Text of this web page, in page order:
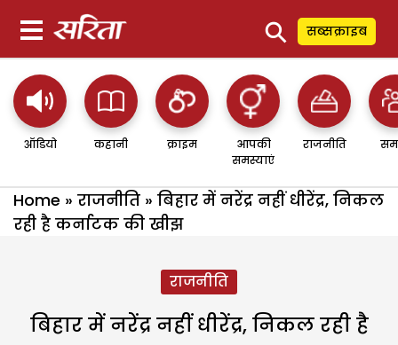
⚲ सब्सक्राइब
ऑडियो कहानी क्राइम
आपकी
समस्याएं
राजनीति
Home » राजनीति » बिहार में नरेंद्र नहीं धीरेंद्र, निकल
रही है कर्नाटक की खीझ
राजनीति
बिहार में नरेंद्र नहीं धीरेंद्र, निकल रही है